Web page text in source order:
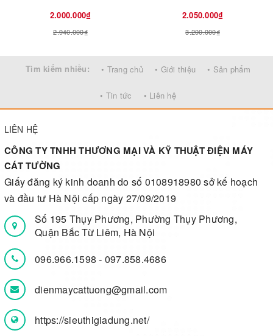
2.000.000₫
2.940.000₫
2.050.000₫
3.200.000₫
Tìm kiếm nhiều: • Trang chủ • Giới thiệu • Sản phẩm
• Tin tức • Liên hệ
LIÊN HỆ
CÔNG TY TNHH THƯƠNG MẠI VÀ KỸ THUẬT ĐIỆN MÁY
CÁT TƯỜNG
Giấy đăng ký kinh doanh do số 0108918980 sở kế hoạch
và đầu tư Hà Nội cấp ngày 27/09/2019
Số 195 Thụy Phương, Phường Thụy Phương,
Quận Bắc Từ Liêm, Hà Nội
096.966.1598- 097.858.4686
dienmaycattuong@gmail.com
https://sieuthigiadung.net/